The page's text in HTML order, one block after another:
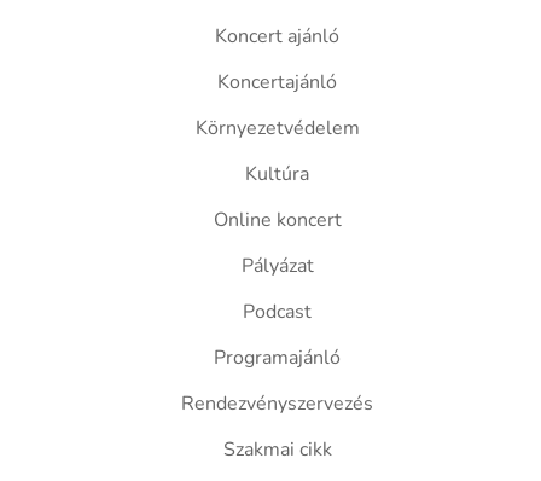
Koncert ajánló
Koncertajánló
Környezetvédelem
Kultúra
Online koncert
Pályázat
Podcast
Programajánló
Rendezvényszervezés
Szakmai cikk